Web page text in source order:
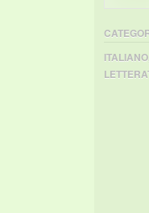
ITALIANO